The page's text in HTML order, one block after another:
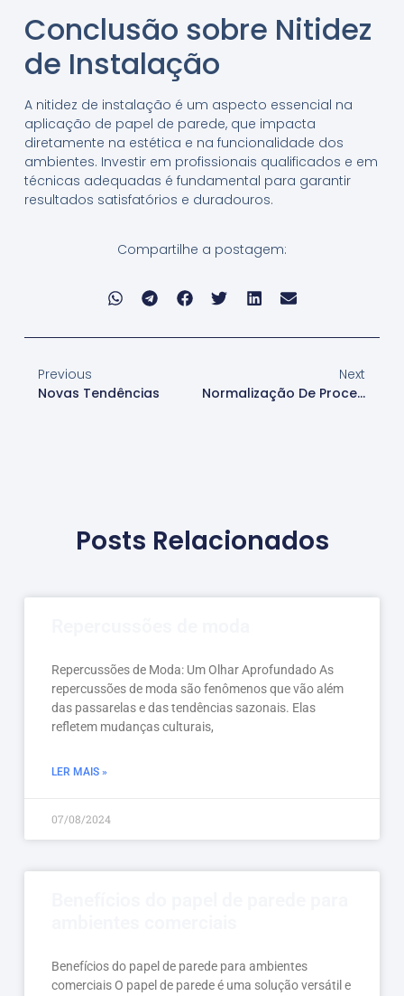
Conclusão sobre Nitidez
de Instalação
A nitidez de instalação é um aspecto essencial na
aplicação de papel de parede, que impacta
diretamente na estética e na funcionalidade dos
ambientes. Investir em profissionais qualificados e em
técnicas adequadas é fundamental para garantir
resultados satisfatórios e duradouros.
Compartilhe a postagem:
Previous
Novas Tendências
Next
Normalização De Processos
Posts Relacionados
Repercussões de Moda: Um Olhar Aprofundado As
repercussões de moda são fenômenos que vão além
das passarelas e das tendências sazonais. Elas
refletem mudanças culturais,
LER MAIS »
07/08/2024
Benefícios do papel de parede para ambientes
comerciais O papel de parede é uma solução versátil e